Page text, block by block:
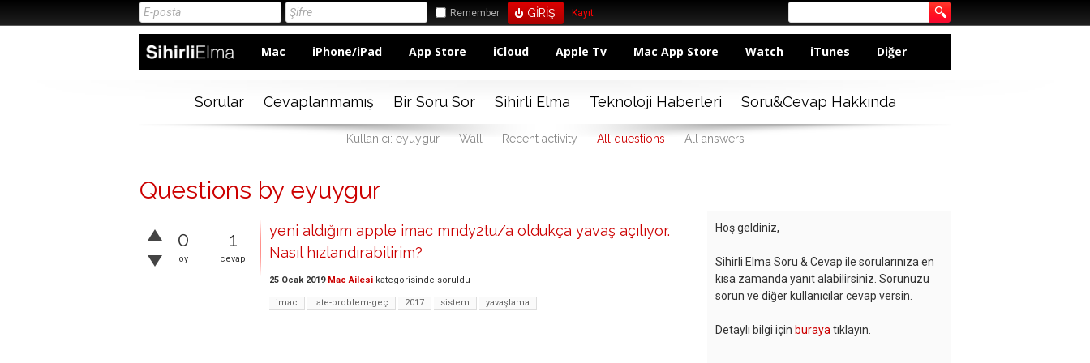
Remember Kayıt
Mac iPhone/iPad App Store iCloud Apple Tv Mac App Store Watch iTunes Diğer
Sorular Cevaplanmamış Bir Soru Sor Sihirli Elma Teknoloji Haberleri Soru&Cevap Hakkında
Kullanıcı: eyuygur Wall Recent activity All questions All answers
Questions by eyuygur
0
oy
1
cevap
yeni aldığım apple imac mndy2tu/a oldukça yavaş açılıyor.
Nasıl hızlandırabilirim?
25 Ocak 2019 Mac Ailesi kategorisinde soruldu
imac late-problem-geç 2017 sistem yavaşlama
Hoş geldiniz,
Sihirli Elma Soru & Cevap ile sorularınıza en
kısa zamanda yanıt alabilirsiniz. Sorunuzu
sorun ve diğer kullanıcılar cevap versin.
Detaylı bilgi için buraya tıklayın.